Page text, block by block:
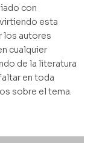
con
esta
los autores
cualquier
de la literatura
en toda
sobre el tema.